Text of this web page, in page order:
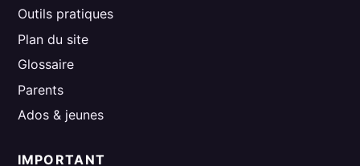
Outils pratiques
Plan du site
Glossaire
Parents
Ados & jeunes
IMPORTANT